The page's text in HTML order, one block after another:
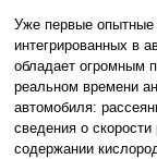
Уже первые опытные
интегрированных в
обладает огромным
реальном времени
автомобиля:
сведения о
содержании